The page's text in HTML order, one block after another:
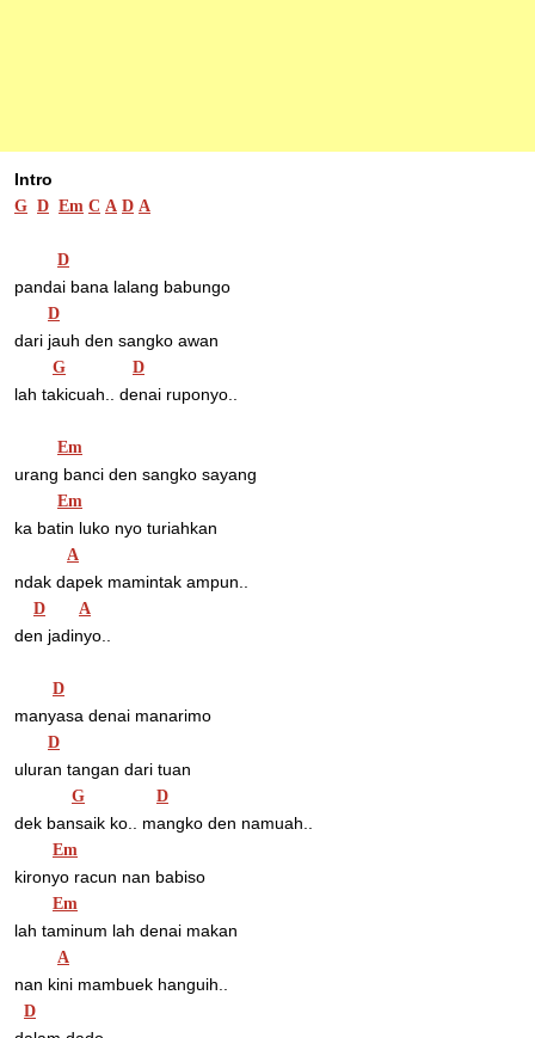
Intro
G D Em C A D A
D
pandai bana lalang babungo
D
dari jauh den sangko awan
G D
lah takicuah.. denai ruponyo..
Em
urang banci den sangko sayang
Em
ka batin luko nyo turiahkan
A
ndak dapek mamintak ampun..
D A
den jadinyo..
D
manyasa denai manarimo
D
uluran tangan dari tuan
G D
dek bansaik ko.. mangko den namuah..
Em
kironyo racun nan babiso
Em
lah taminum lah denai makan
A
nan kini mambuek hanguih..
D